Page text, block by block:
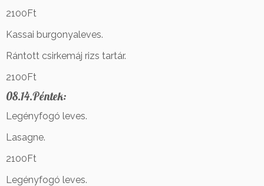
2100Ft
Kassai burgonyaleves.
Rántott csirkemáj rizs tartár.
2100Ft
08.14.Péntek:
Legényfogó leves.
Lasagne.
2100Ft
Legényfogó leves.